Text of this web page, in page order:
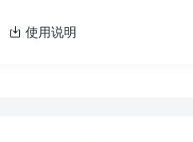
 使用说明